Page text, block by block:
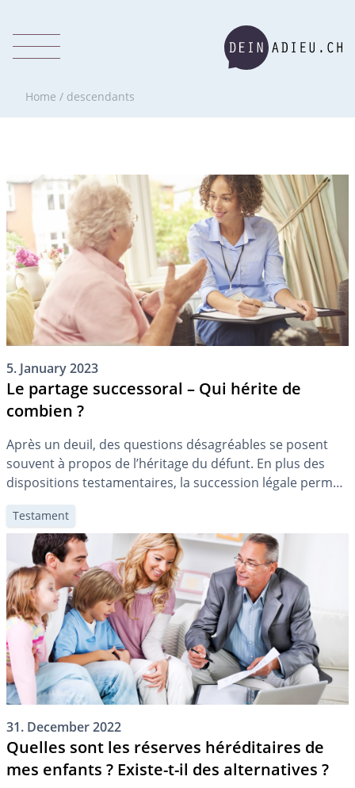
Home / descendants
5. January 2023
Le partage successoral – Qui hérite de
combien ?
Après un deuil, des questions désagréables se posent
souvent à propos de l’héritage du défunt. En plus des
dispositions testamentaires, la succession légale permet
de clarifier les choses.
Testament
31. December 2022
Quelles sont les réserves héréditaires de
mes enfants ? Existe-t-il des alternatives ?